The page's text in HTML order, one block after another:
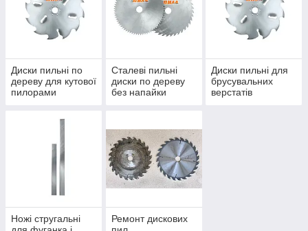
Диски пильні по
дереву для кутової
пилорами
Сталеві пильні
диски по дереву
без напайки
Диски пильні для
брусувальних
верстатів
Ножі стругальні
Ремонт дискових